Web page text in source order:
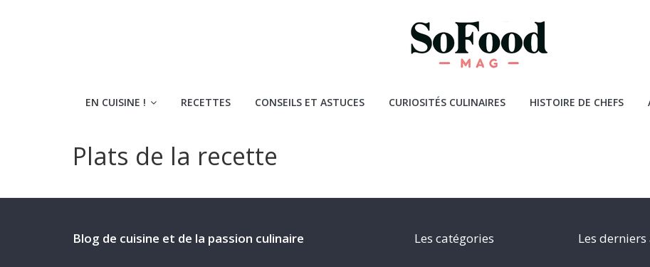
SoFoodMag
de
la
EN CUISINE ! RECETTES CONSEILS ET ASTUCES CURIOSITÉS CULINAIRES HISTOIRE DE CHEFS
Plats de la recette
Blog de cuisine et de la passion culinaire Les catégories Les